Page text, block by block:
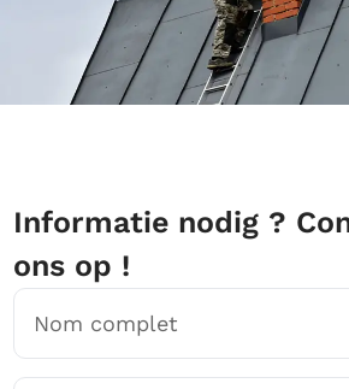
Informatie nodig ?
ons op !